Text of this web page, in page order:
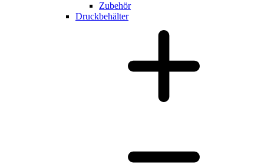
Zubehör
Druckbehälter